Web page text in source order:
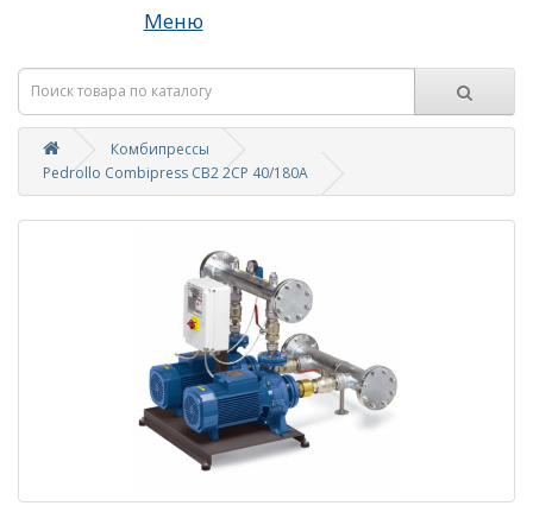
Меню
Комбипрессы
Pedrollo Combipress CB2 2CP 40/180A